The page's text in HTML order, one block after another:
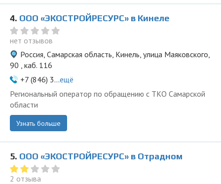
4. ООО «ЭКОСТРОЙРЕСУРС» в Кинеле
нет отзывов
Россия, Самарская область, Кинель, улица Маяковского,
90 , каб. 116
+7 (846) 3...ещё
Региональный оператор по обращению с ТКО Самарской
области
Узнать больше
5. ООО «ЭКОСТРОЙРЕСУРС» в Отрадном
2 отзыва